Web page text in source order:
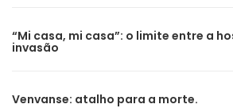
“Mi casa, mi casa”: o limite entre a
invasão
Venvanse: atalho para a morte.